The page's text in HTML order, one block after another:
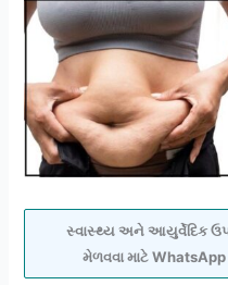
સ્વાસ્થ્ય અને આયુર્વેદિક
મેળવવા માટે